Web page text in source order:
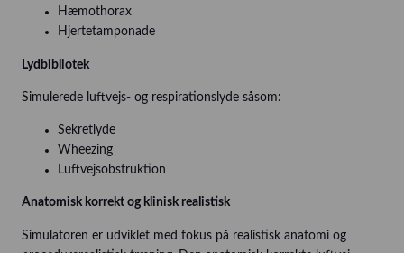
Hæmothorax
Hjertetamponade
Lydbibliotek
Simulerede luftvejs- og respirationslyde såsom:
Sekretlyde
Wheezing
Luftvejsobstruktion
Anatomisk korrekt og klinisk realistisk
Simulatoren er udviklet med fokus på realistisk anatomi og